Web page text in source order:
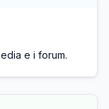
e i forum.